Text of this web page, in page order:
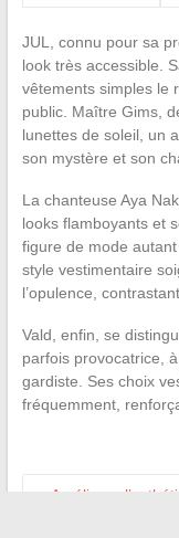
JUL, connu pour sa
look très accessible.
vêtements simples le
public. Maître Gims,
lunettes de soleil, un
son mystère et son
La chanteuse Aya
looks flamboyants et
figure de mode
style vestimentaire
l’opulence,
Vald, enfin, se
parfois provocatrice,
gardiste. Ses choix
fréquemment,
Améliorez